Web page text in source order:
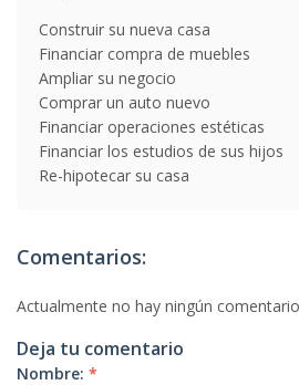
Construir su nueva casa
Financiar compra de muebles
Ampliar su negocio
Comprar un auto nuevo
Financiar operaciones estéticas
Financiar los estudios de sus hijos
Re-hipotecar su casa
Comentarios:
Actualmente no hay ningún
Deja tu comentario
Nombre: *